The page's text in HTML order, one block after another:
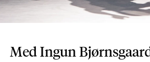
Med Ingun